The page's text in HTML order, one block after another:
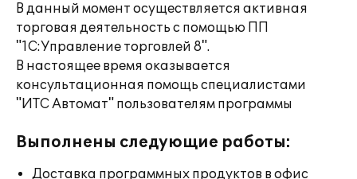
В данный момент осуществляется активная
торговая деятельность с помощью ПП
"1C:Управление торговлей 8".
В настоящее время оказывается
консультационная помощь специалистами
"ИТС Автомат" пользователям программы
Выполнены следующие работы:
Доставка программных продуктов в офис